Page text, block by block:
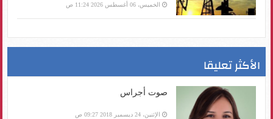
الخميس، 06 أغسطس 2026 11:24 ص
الأكثر تعليقا
صوت أجراس
الإثنين، 24 ديسمبر 2018 09:27 ص